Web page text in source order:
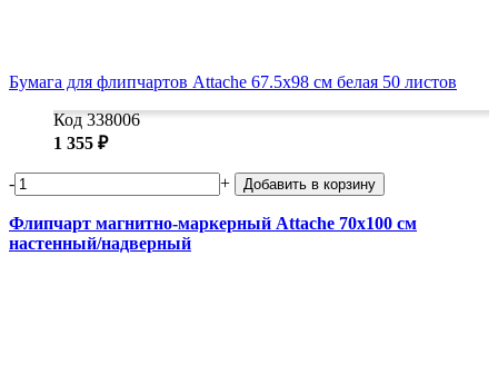
Бумага для флипчартов Attache 67.5х98 см белая 50 листов
Код 338006
1 355 ₽
- + Добавить в корзину
Флипчарт магнитно-маркерный Attache 70x100 см
настенный/надверный